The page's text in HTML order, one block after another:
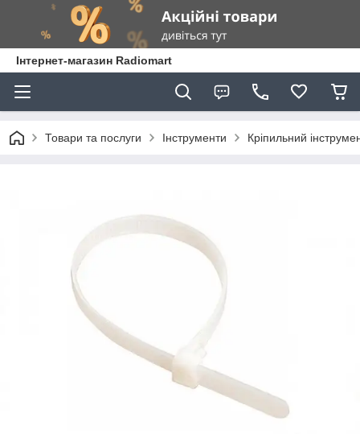
Інтернет-магазин Radiomart
Товари та послуги Інструменти Кріпильний